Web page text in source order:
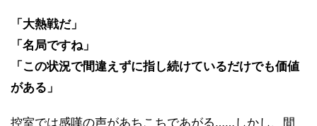
「大熱戦だ」
「名局ですね」
「この状況で間違えずに指し続けているだけでも価値
がある」
控室では感嘆の声があちこちであがる……しかし、間